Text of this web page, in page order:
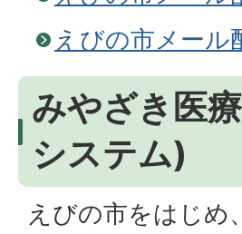
えびの市メール
みやざき医
システム)
えびの市をはじめ